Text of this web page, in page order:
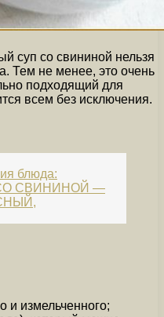
суп со свининой нельзя
Тем не менее, это очень
подходящий для
всем без исключения.
блюда:
СВИНИНОЙ —
и измельченного;